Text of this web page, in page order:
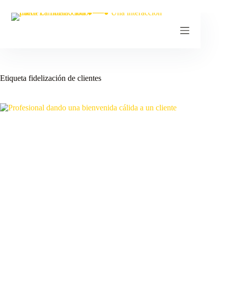
Etiqueta fidelización de clientes